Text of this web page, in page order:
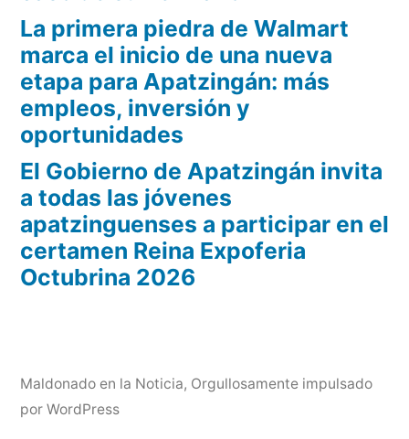
La primera piedra de Walmart
marca el inicio de una nueva
etapa para Apatzingán: más
empleos, inversión y
oportunidades
El Gobierno de Apatzingán invita
a todas las jóvenes
apatzinguenses a participar en el
certamen Reina Expoferia
Octubrina 2026
Maldonado en la Noticia, Orgullosamente impulsado
por WordPress